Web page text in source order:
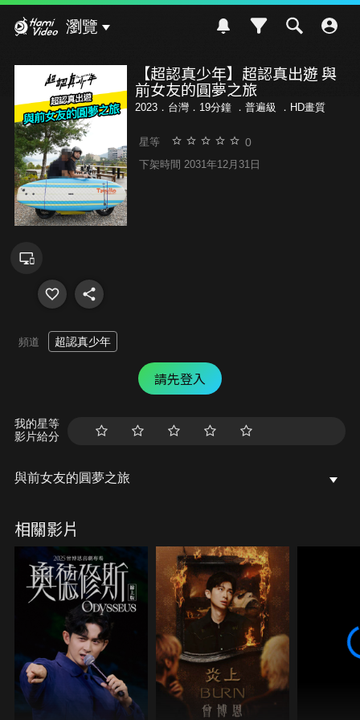
瀏覽
【超認真少年】超認真出遊 與
前女友的圓夢之旅
2023．台灣．19分鐘 ． 普遍級 ．HD畫質
星等 0
下架時間 2031年12月31日
頻道 超認真少年
請先登入
我的星等
影片給分
與前女友的圓夢之旅
相關影片